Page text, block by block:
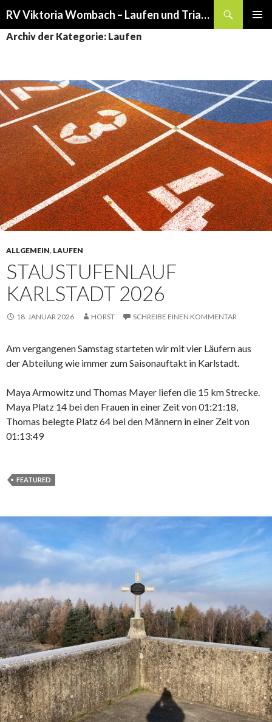
RV Viktoria Wombach – Laufen und Triathlon
ZUM
Archiv der Kategorie: Laufen
ALLGEMEIN, LAUFEN
STAUSTUFENLAUF
KARLSTADT 2026
18. JANUAR 2026 HORST SCHREIBE EINEN KOMMENTAR
Am vergangenen Samstag starteten wir mit vier Läufern aus
der Abteilung wie immer zum Saisonauftakt in Karlstadt.
Maya Armowitz und Thomas Mayer liefen die 15 km Strecke.
Maya Platz 14 bei den Frauen in einer Zeit von 01:21:18,
Thomas belegte Platz 64 bei den Männern in einer Zeit von
01:13:49
FEATURED